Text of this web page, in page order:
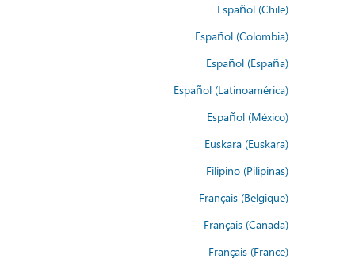
Español (Chile)
Español (Colombia)
Español (España)
Español (Latinoamérica)
Español (México)
Euskara (Euskara)
Filipino (Pilipinas)
Français (Belgique)
Français (Canada)
Français (France)